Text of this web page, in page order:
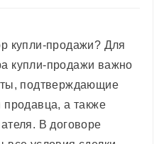
купли-продажи? Для
купли-продажи важно
подтверждающие
продавца, а также
В договоре